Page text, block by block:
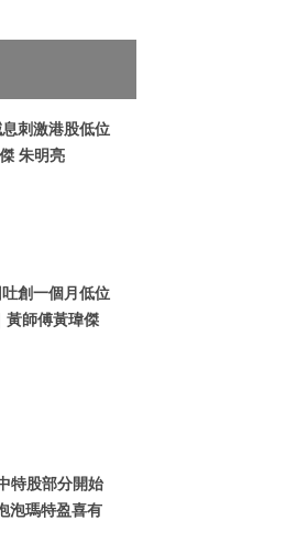
息刺激港股低位
朱明亮
吐創一個月低位
黃師傅黃瑋傑
特股部分開始
泡瑪特盈喜有